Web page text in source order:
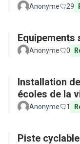
Anonyme 29
Equipements
Anonyme 0
Installation
écoles de la
Anonyme 1
Piste